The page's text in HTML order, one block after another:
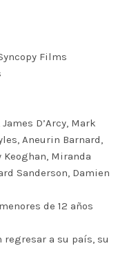
Films
D’Arcy, Mark
Aneurin Barnard,
Keoghan, Miranda
Sanderson, Damien
de 12 años
regresar a su país, su